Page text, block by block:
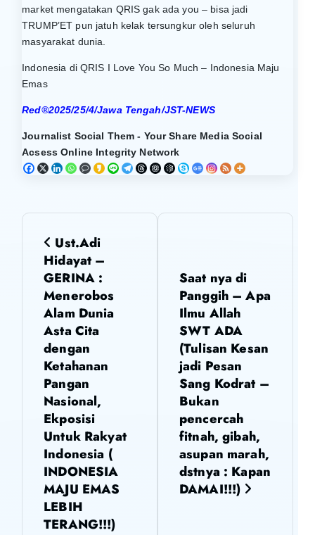
market mengatakan QRIS gak ada you – bisa jadi
TRUMP’ET pun jatuh kelak tersungkur oleh seluruh
masyarakat dunia.
Indonesia di QRIS I Love You So Much – Indonesia Maju
Emas
Red®2025/25/4/Jawa Tengah/JST-NEWS
Journalist Social Them - Your Share Media Social
Acsess Online Integrity Network
N
Ust.Adi
Hidayat –
GERINA :
Menerobos
Alam Dunia
Asta Cita
dengan
Ketahanan
Pangan
Nasional,
Ekposisi
Untuk Rakyat
Indonesia (
INDONESIA
MAJU EMAS
LEBIH
TERANG!!!)
Saat nya di
Panggih – Apa
Ilmu Allah
SWT ADA
(Tulisan Kesan
jadi Pesan
Sang Kodrat –
Bukan
pencercah
fitnah, gibah,
asupan marah,
dstnya : Kapan
DAMAI!!!)